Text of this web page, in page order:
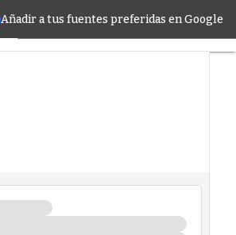
Añadir a tus fuentes preferidas en Google